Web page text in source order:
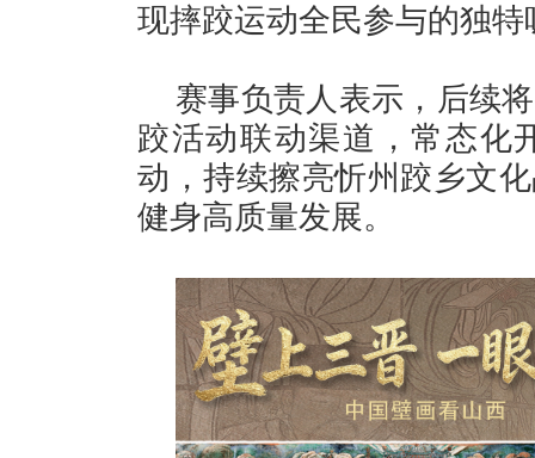
现摔跤运动全民参与的独特
赛事负责人表示，后续
跤活动联动渠道，常态化
动，持续擦亮忻州跤乡文
健身高质量发展。